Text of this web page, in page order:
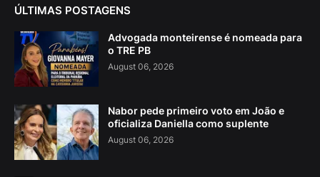
ÚLTIMAS POSTAGENS
Advogada monteirense é nomeada para
o TRE PB
August 06, 2026
Nabor pede primeiro voto em João e
oficializa Daniella como suplente
August 06, 2026